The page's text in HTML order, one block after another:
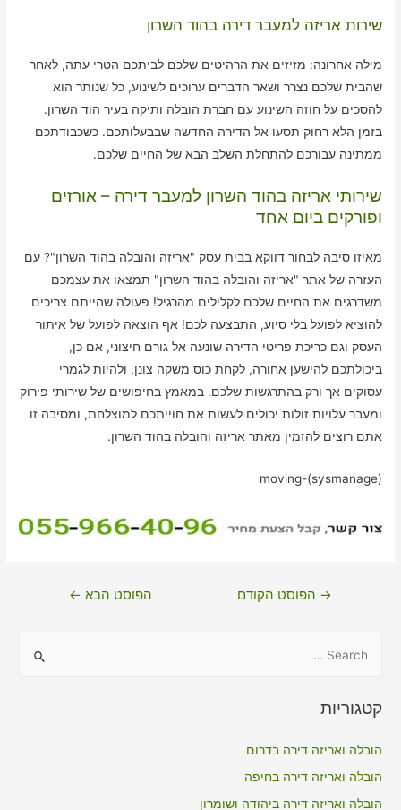
שירות אריזה למעבר דירה בהוד השרון
מילה אחרונה: מזיזים את הרהיטים שלכם לביתכם הטרי עתה, לאחר
שהבית שלכם נצרר ושאר הדברים ערוכים לשינוע, כל שנותר הוא
להסכים על חוזה השינוע עם חברת הובלה ותיקה בעיר הוד השרון.
בזמן הלא רחוק תסעו אל הדירה החדשה שבבעלותכם. כשכבודתכם
ממתינה עבורכם להתחלת השלב הבא של החיים שלכם.
שירותי אריזה בהוד השרון למעבר דירה – אורזים
ופורקים ביום אחד
מאיזו סיבה לבחור דווקא בבית עסק "אריזה והובלה בהוד השרון"? עם
העזרה של אתר "אריזה והובלה בהוד השרון" תמצאו את עצמכם
משדרגים את החיים שלכם לקלילים מהרגיל! פעולה שהייתם צריכים
להוציא לפועל בלי סיוע, התבצעה לכם! אף הוצאה לפועל של איתור
העסק וגם כריכת פריטי הדירה שונעה אל גורם חיצוני, אם כן,
ביכולתכם להישען אחורה, לקחת כוס משקה צונן, ולהיות לגמרי
עסוקים אך ורק בהתרגשות שלכם. במאמץ בחיפושים של שירותי פירוק
ומעבר עלויות זולות יכולים לעשות את חוייתכם למוצלחת, ומסיבה זו
אתם רוצים להזמין מאתר אריזה והובלה בהוד השרון.
moving-(sysmanage)
ניווט→ הפוסט הקודם הפוסט הבא ←
r
קטגוריות
הובלה ואריזה דירה בדרום
הובלה ואריזה דירה בחיפה
הובלה ואריזה דירה ביהודה ושומרון